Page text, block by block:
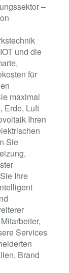
–
und die
für
maximal
Erde, Luft
Ihren
Sie
Ihre
Services
Brand